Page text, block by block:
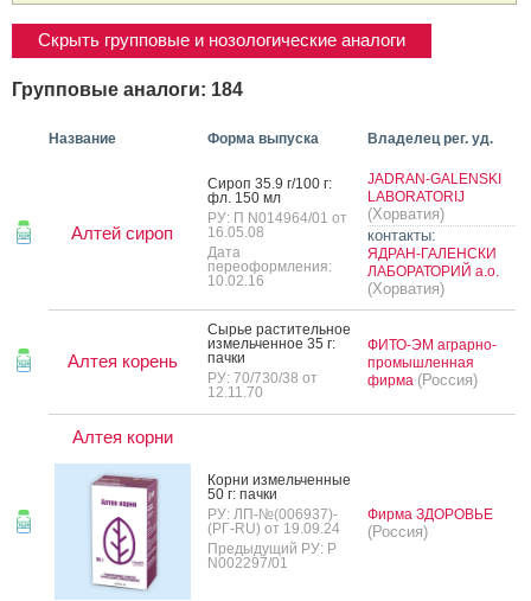
Скрыть групповые и нозологические аналоги
Групповые аналоги: 184
Название Форма выпуска Владелец рег. уд.
Алтей сироп
Си­роп 35.9 г/100 г:
фл. 150 мл
РУ: П N014964/01 от
16.05.08
Дата
переоформления:
10.02.16
JADRAN-GALENSKI
LABORATORIJ
(Хорватия)
контакты:
ЯДРАН-ГАЛЕНСКИ
ЛАБОРАТОРИЙ а.о.
(Хорватия)
Алтея корень
Сырье рас­ти­тель­ное
из­мель­чен­ное 35 г:
пач­ки
РУ: 70/730/38 от
12.11.70
ФИТО-ЭМ аграрно-
промышленная
фирма (Россия)
Алтея корни
Кор­ни из­мель­чен­ные
50 г: пач­ки
РУ: ЛП-№(006937)-
(РГ-RU) от 19.09.24
Предыдущий РУ: Р
N002297/01
Фирма ЗДОРОВЬЕ
(Россия)